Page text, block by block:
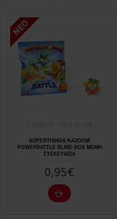
ΝΈΟ
SUPERTHINGS KAZOOM
POWERBATTLE BLIND BOX MONH
ΣΥΣΚΕΥΑΣΙΑ
0,95€